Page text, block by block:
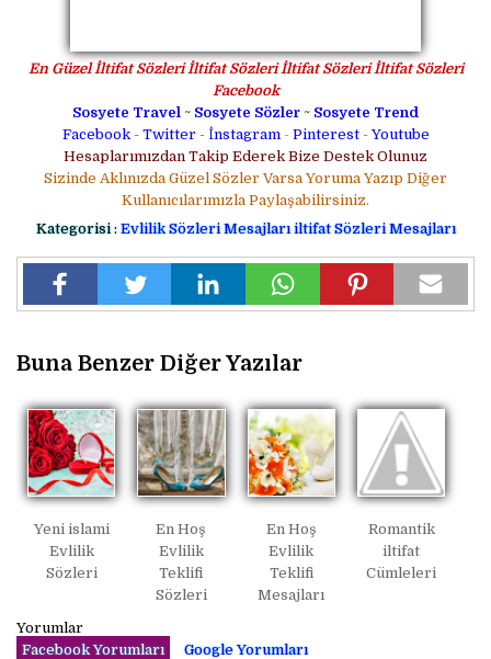
En Güzel İltifat Sözleri İltifat Sözleri İltifat Sözleri İltifat Sözleri
Facebook
Sosyete Travel ~ Sosyete Sözler ~ Sosyete Trend
Facebook- Twitter - İnstagram- Pinterest- Youtube
Hesaplarımızdan Takip Ederek Bize Destek Olunuz
Sizinde Aklınızda Güzel Sözler Varsa Yoruma Yazıp Diğer
Kullanıcılarımızla Paylaşabilirsiniz.
Kategorisi : Evlilik Sözleri Mesajlarıiltifat Sözleri Mesajları
Buna Benzer Diğer Yazılar
Yeni islami
Evlilik
Sözleri
En Hoş
Evlilik
Teklifi
Sözleri
En Hoş
Evlilik
Teklifi
Mesajları
Romantik
iltifat
Cümleleri
Yorumlar
Facebook Yorumları
Google Yorumları